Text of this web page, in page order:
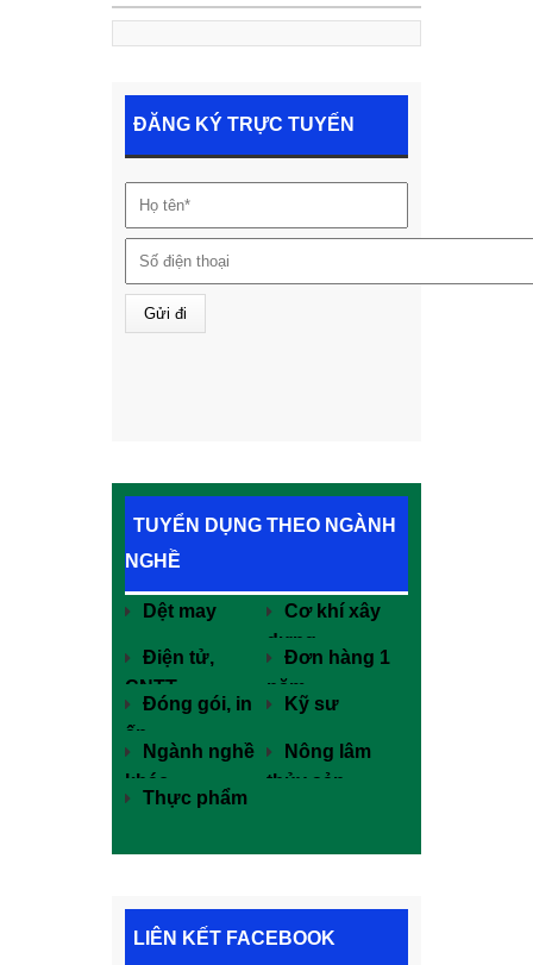
ĐĂNG KÝ TRỰC TUYẾN
TUYỂN DỤNG THEO NGÀNH
NGHỀ
Dệt may
Cơ khí xây
dựng
Điện tử,
CNTT
Đơn hàng 1
năm
Đóng gói, in
ấn
Kỹ sư
Ngành nghề
khác
Nông lâm
thủy sản
Thực phẩm
LIÊN KẾT FACEBOOK